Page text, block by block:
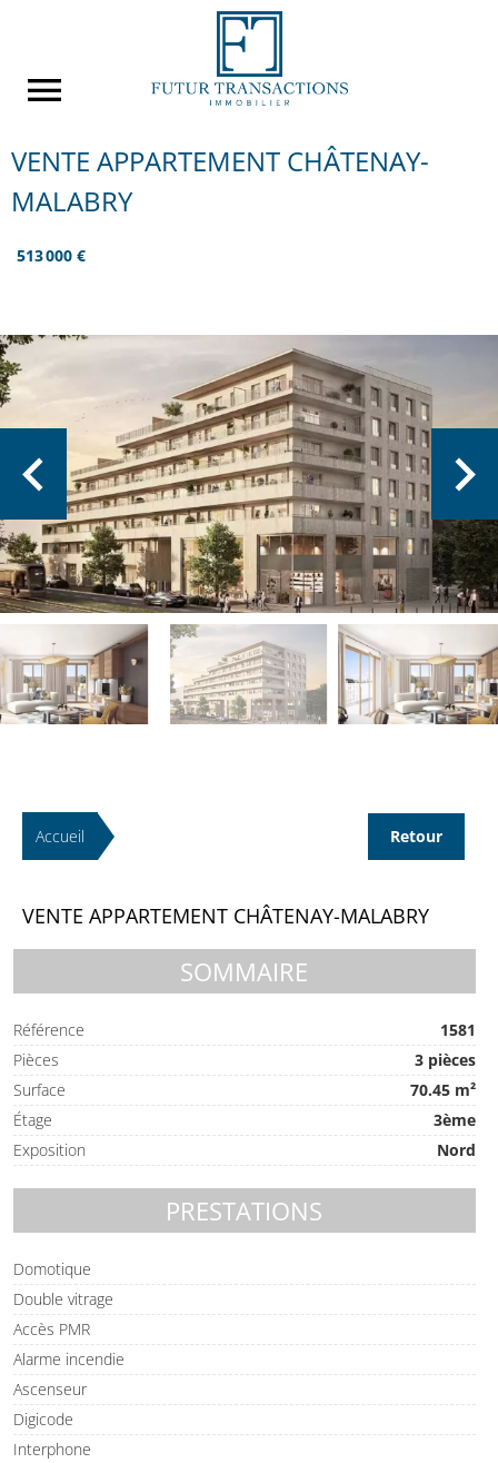
VENTE APPARTEMENT CHÂTENAY-
MALABRY
513 000 €
Accueil Retour
VENTE APPARTEMENT CHÂTENAY-MALABRY
SOMMAIRE
Référence
1581
Pièces
3 pièces
Surface
70.45 m²
Étage
3ème
Exposition
Nord
PRESTATIONS
Domotique
Double vitrage
Accès PMR
Alarme incendie
Ascenseur
Digicode
Interphone